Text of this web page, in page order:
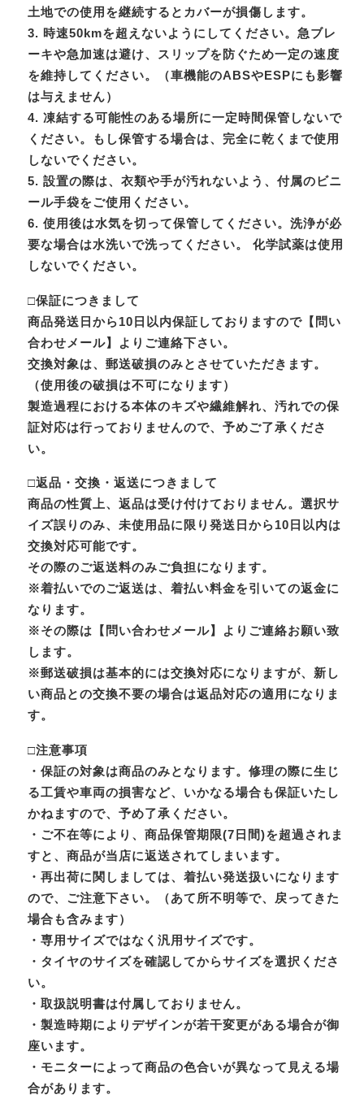
土地での使用を継続するとカバーが損傷します。
3. 時速50kmを超えないようにしてください。急ブレ
ーキや急加速は避け、スリップを防ぐため一定の速度
を維持してください。（車機能のABSやESPにも影響
は与えません）
4. 凍結する可能性のある場所に一定時間保管しないで
ください。もし保管する場合は、完全に乾くまで使用
しないでください。
5. 設置の際は、衣類や手が汚れないよう、付属のビニ
ール手袋をご使用ください。
6. 使用後は水気を切って保管してください。洗浄が必
要な場合は水洗いで洗ってください。 化学試薬は使用
しないでください。
□保証につきまして
商品発送日から10日以内保証しておりますので【問い
合わせメール】よりご連絡下さい。
交換対象は、郵送破損のみとさせていただきます。
（使用後の破損は不可になります）
製造過程における本体のキズや繊維解れ、汚れでの保
証対応は行っておりませんので、予めご了承くださ
い。
□返品・交換・返送につきまして
商品の性質上、返品は受け付けておりません。選択サ
イズ誤りのみ、未使用品に限り発送日から10日以内は
交換対応可能です。
その際のご返送料のみご負担になります。
※着払いでのご返送は、着払い料金を引いての返金に
なります。
※その際は【問い合わせメール】よりご連絡お願い致
します。
※郵送破損は基本的には交換対応になりますが、新し
い商品との交換不要の場合は返品対応の適用になりま
す。
□注意事項
・保証の対象は商品のみとなります。修理の際に生じ
る工賃や車両の損害など、いかなる場合も保証いたし
かねますので、予め了承ください。
・ご不在等により、商品保管期限(7日間)を超過されま
すと、商品が当店に返送されてしまいます。
・再出荷に関しましては、着払い発送扱いになります
ので、ご注意下さい。（あて所不明等で、戻ってきた
場合も含みます）
・専用サイズではなく汎用サイズです。
・タイヤのサイズを確認してからサイズを選択くださ
い。
・取扱説明書は付属しておりません。
・製造時期によりデザインが若干変更がある場合が御
座います。
・モニターによって商品の色合いが異なって見える場
合があります。